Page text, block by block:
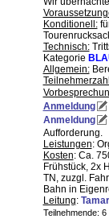
Konditionell:
Technisch:
Kategorie
Allgemein:
Anmeldung
Anmeldung
Aufforderung.
Leistungen:
Kosten: Ca.
Frühstück, 2x
TN, zuzgl.
Bahn in
Leitung:
Teilnehmende: